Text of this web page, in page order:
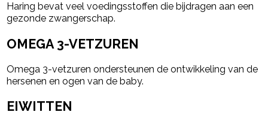
Haring bevat veel voedingsstoffen die bijdragen aan een
gezonde zwangerschap.
OMEGA 3-VETZUREN
Omega 3-vetzuren ondersteunen de ontwikkeling van de
hersenen en ogen van de baby.
EIWITTEN